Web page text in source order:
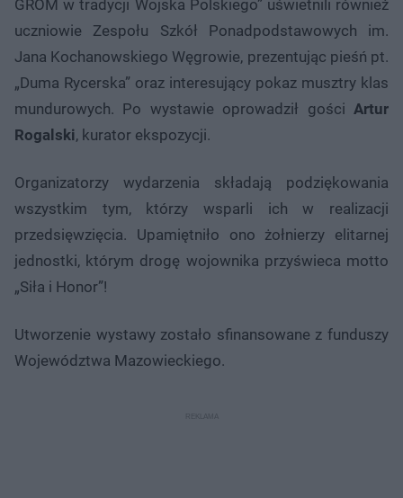
GROM w tradycji Wojska Polskiego” uświetnili również
uczniowie Zespołu Szkół Ponadpodstawowych im.
Jana Kochanowskiego Węgrowie, prezentując pieśń pt.
„Duma Rycerska” oraz interesujący pokaz musztry klas
mundurowych. Po wystawie oprowadził gości Artur
Rogalski, kurator ekspozycji.
Organizatorzy wydarzenia składają podziękowania
wszystkim tym, którzy wsparli ich w realizacji
przedsięwzięcia. Upamiętniło ono żołnierzy elitarnej
jednostki, którym drogę wojownika przyświeca motto
„Siła i Honor”!
Utworzenie wystawy zostało sfinansowane z funduszy
Województwa Mazowieckiego.